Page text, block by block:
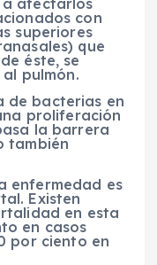
con
superiores
que
éste, se
pulmón.
de bacterias en
proliferación
la barrera
también
enfermedad es
Existen
en esta
en casos
por ciento en